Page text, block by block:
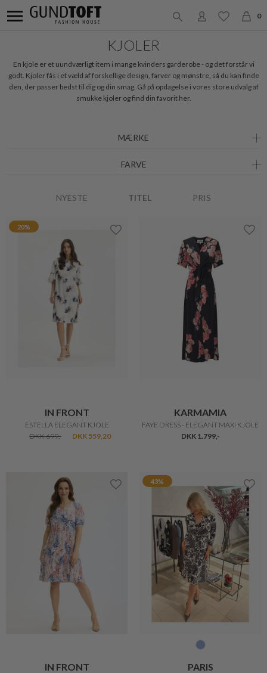
0
KJOLER
En kjole er et uundværligt item i mange kvinders garderobe - og det forstår vi
godt. Kjoler fås i et væld af forskellige design, farver og mønstre, så du kan finde
den, der passer bedst til dig og din smag. Gå på opdagelse i vores store udvalg af
smukke kjoler og find din favorit her.
MÆRKE
FARVE
NYESTE TITEL PRIS
20%
IN FRONT
ESTELLA ELEGANT KJOLE
DKK 699,-
DKK 559,20
KARMAMIA
FAYE DRESS - ELEGANT MAXI KJOLE
DKK 1.799,-
IN FRONT
43%
PARIS